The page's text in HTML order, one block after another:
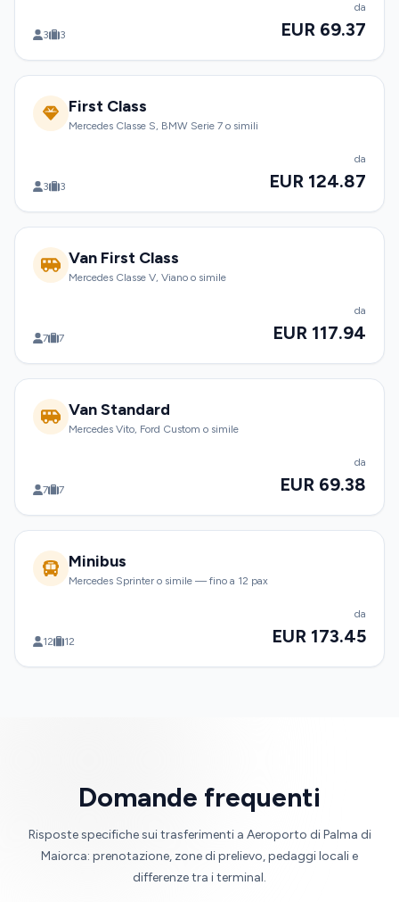
3 3
da
EUR 69.37
First Class
Mercedes Classe S, BMW Serie 7 o simili
3 3
da
EUR 124.87
Van First Class
Mercedes Classe V, Viano o simile
7 7
da
EUR 117.94
Van Standard
Mercedes Vito, Ford Custom o simile
7 7
da
EUR 69.38
Minibus
Mercedes Sprinter o simile — fino a 12 pax
12 12
da
EUR 173.45
Domande frequenti
Risposte specifiche sui trasferimenti a Aeroporto di Palma di
Maiorca: prenotazione, zone di prelievo, pedaggi locali e
differenze tra i terminal.